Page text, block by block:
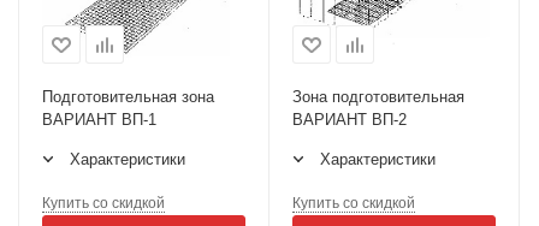
Подготовительная зона
ВАРИАНТ ВП-1
Характеристики
Купить со скидкой
Зона подготовительная
ВАРИАНТ ВП-2
Характеристики
Купить со скидкой